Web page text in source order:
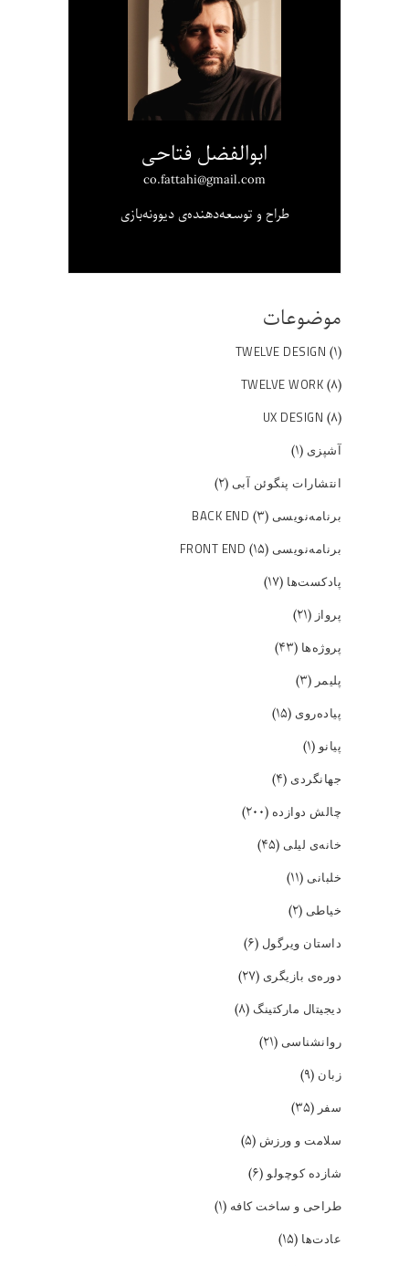
ابوالفضل فتاحی
co.fattahi@gmail.com
طراح و توسعه‌دهنده‌ی دیوونه‌بازی
موضوعات
TWELVE DESIGN (۱)
TWELVE WORK (۸)
UX DESIGN (۸)
آشپزی (۱)
انتشارات پنگوئن آبی (۲)
برنامه‌نویسی BACK END (۳)
برنامه‌نویسی FRONT END (۱۵)
پادکست‌ها (۱۷)
پرواز (۲۱)
پروژه‌ها (۴۳)
پلیمر (۳)
پیاده‌روی (۱۵)
پیانو (۱)
جهانگردی (۴)
چالش دوازده (۲۰۰)
خانه‌ی لیلی (۴۵)
خلبانی (۱۱)
خیاطی (۲)
داستان ویرگول (۶)
دوره‌ی بازیگری (۲۷)
دیجیتال مارکتینگ (۸)
روانشناسی (۲۱)
زبان (۹)
سفر (۳۵)
سلامت و ورزش (۵)
شازده کوچولو (۶)
طراحی و ساخت کافه (۱)
عادت‌ها (۱۵)